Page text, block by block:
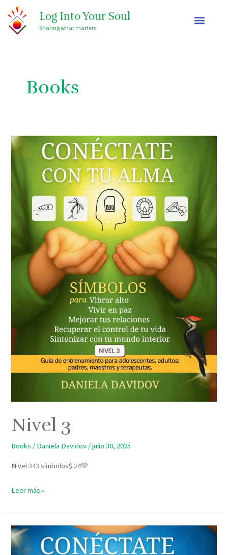
contenido
Log Into Your Soul
Sharing what matters
Books
Nivel 3
Books / Daniela Davidov /julio 30, 2025
Nivel 343 símbolos$ 24💚
Nivel
Leer más »
Nivel
2